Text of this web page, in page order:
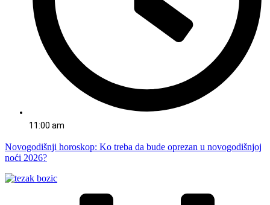
11:00 am
Novogodišnji horoskop: Ko treba da bude oprezan u novogodišnjoj
noći 2026?